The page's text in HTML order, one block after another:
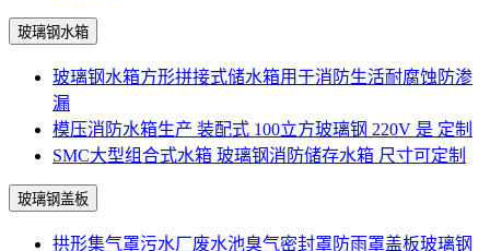
玻璃钢水箱
玻璃钢水箱方形拼接式储水箱用于消防生活耐腐蚀防渗
漏
模压消防水箱生产 装配式 100立方玻璃钢 220V 是 定制
SMC大型组合式水箱 玻璃钢消防储存水箱 尺寸可定制
玻璃钢盖板
拱形集气罩污水厂废水池臭气密封罩防雨罩盖板玻璃钢